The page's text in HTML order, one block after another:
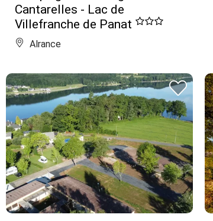
Cantarelles - Lac de
Villefranche de Panat
Alrance